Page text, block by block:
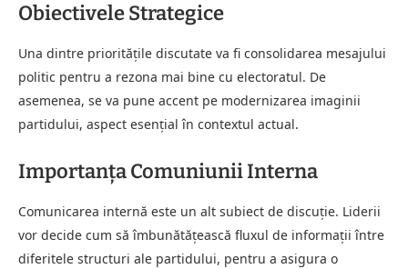
Obiectivele Strategice
Una dintre priorităţile discutate va fi consolidarea mesajului
politic pentru a rezona mai bine cu electoratul. De
asemenea, se va pune accent pe modernizarea imaginii
partidului, aspect esenţial în contextul actual.
Importanţa Comuniunii Interna
Comunicarea internă este un alt subiect de discuţie. Liderii
vor decide cum să îmbunătăţească fluxul de informaţii între
diferitele structuri ale partidului, pentru a asigura o